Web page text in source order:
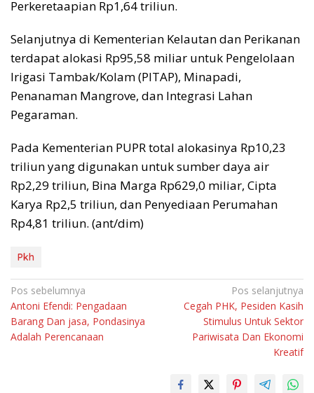
Perkeretaapian Rp1,64 triliun.
Selanjutnya di Kementerian Kelautan dan Perikanan
terdapat alokasi Rp95,58 miliar untuk Pengelolaan
Irigasi Tambak/Kolam (PITAP), Minapadi,
Penanaman Mangrove, dan Integrasi Lahan
Pegaraman.
Pada Kementerian PUPR total alokasinya Rp10,23
triliun yang digunakan untuk sumber daya air
Rp2,29 triliun, Bina Marga Rp629,0 miliar, Cipta
Karya Rp2,5 triliun, dan Penyediaan Perumahan
Rp4,81 triliun. (ant/dim)
Pkh
Navigasi
pos
Pos sebelumnya
Antoni Efendi: Pengadaan
Barang Dan jasa, Pondasinya
Adalah Perencanaan
Pos selanjutnya
Cegah PHK, Pesiden Kasih
Stimulus Untuk Sektor
Pariwisata Dan Ekonomi
Kreatif